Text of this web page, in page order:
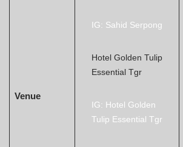
Venue
IG: Sahid Serpong
Hotel Golden Tulip
Essential Tgr
IG: Hotel Golden
Tulip Essential Tgr